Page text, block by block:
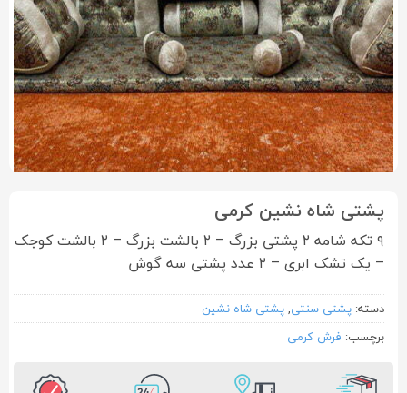
پشتی شاه نشین کرمی
۹ تکه شامه ۲ پشتی بزرگ – ۲ بالشت بزرگ – ۲ بالشت کوجک
– یک تشک ابری – ۲ عدد پشتی سه گوش
دسته: پشتی سنتی,پشتی شاه نشین
برچسب: فرش کرمی